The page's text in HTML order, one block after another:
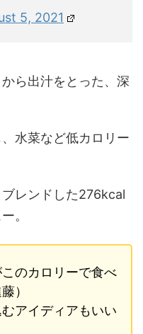
5, 2021
ら出汁をとった、深
水菜など低カロリー
レンドした276kcal
。
のカロリーで食べ
）
アイディアもいい